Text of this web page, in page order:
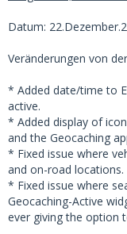
Datum:
Veränderungen von
* Added date/time to
active.
* Added display of
and the Geocaching
* Fixed issue where
and on-road locations.
* Fixed issue where
Geocaching-Active
ever giving the option